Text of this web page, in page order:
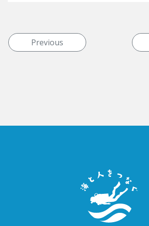
投稿ナビゲーション
Previous